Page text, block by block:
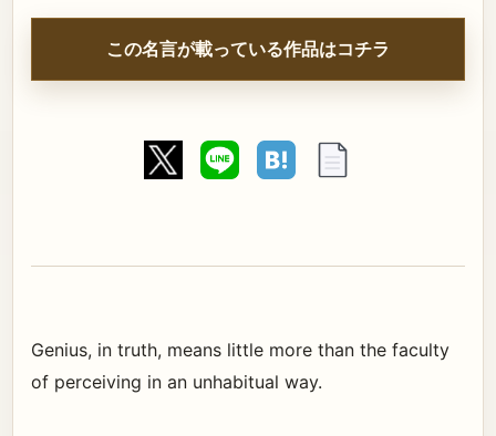
この名言が載っている作品はコチラ
Genius, in truth, means little more than the faculty
of perceiving in an unhabitual way.